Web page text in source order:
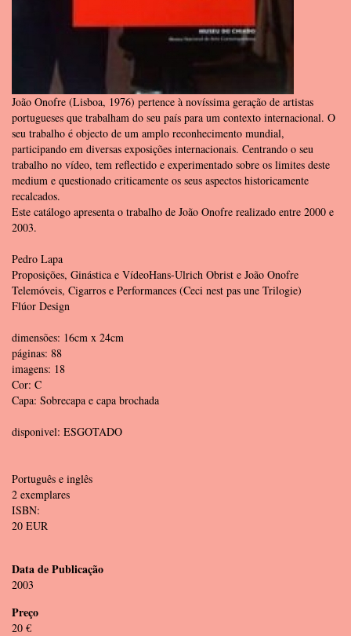
João Onofre (Lisboa, 1976) pertence à novíssima geração de artistas
portugueses que trabalham do seu país para um contexto internacional. O
seu trabalho é objecto de um amplo reconhecimento mundial,
participando em diversas exposições internacionais. Centrando o seu
trabalho no vídeo, tem reflectido e experimentado sobre os limites deste
medium e questionado criticamente os seus aspectos historicamente
recalcados.
Este catálogo apresenta o trabalho de João Onofre realizado entre 2000 e
2003.
Pedro Lapa
Proposições, Ginástica e VídeoHans-Ulrich Obrist e João Onofre
Telemóveis, Cigarros e Performances (Ceci nest pas une Trilogie)
Flúor Design
dimensões: 16cm x 24cm
páginas: 88
imagens: 18
Cor: C
Capa: Sobrecapa e capa brochada
disponivel: ESGOTADO
Português e inglês
2 exemplares
ISBN:
20 EUR
Data de Publicação
2003
Preço
20 €